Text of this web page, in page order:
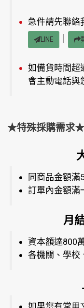
急件請先聯絡
LINE
如備貨時間超
會主動電話與
★特殊採購需求★
同商品金額滿
訂單內金額滿
月
資本額達800
各機關、學校